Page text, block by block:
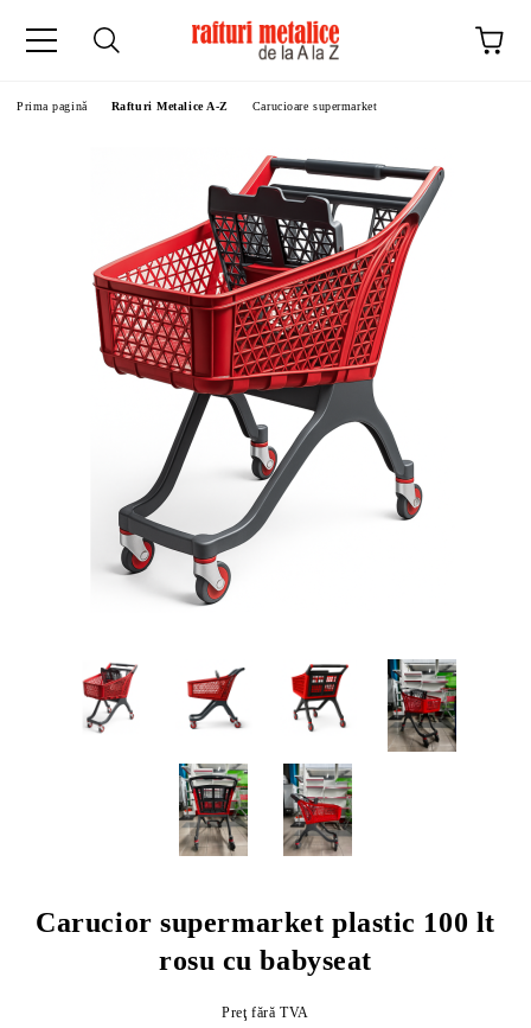
Prima pagină Rafturi Metalice A-Z Carucioare supermarket
Carucior supermarket plastic 100 lt
rosu cu babyseat
Preţ fără TVA